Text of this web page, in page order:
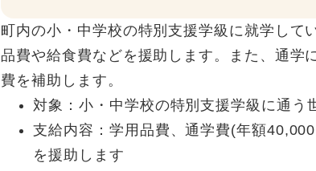
町内の小・中学校の特別支援学級に就学して
品費や給食費などを援助します。また、通学
費を補助します。
対象：小・中学校の特別支援学級に通う
支給内容：学用品費、通学費(年額
を援助します